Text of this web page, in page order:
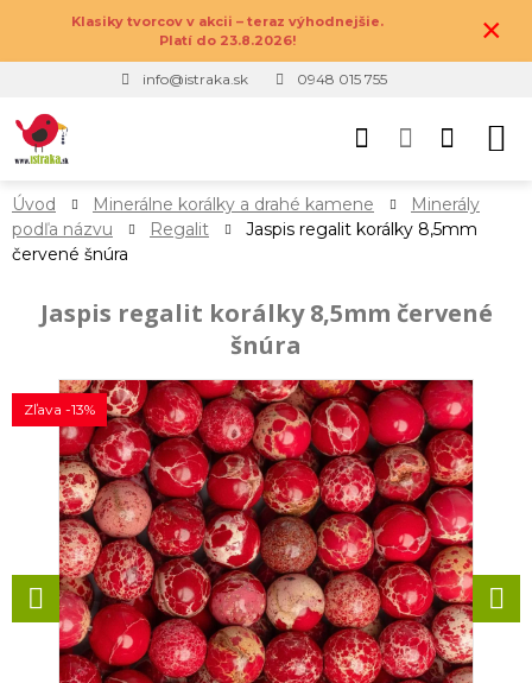
Klasiky tvorcov v akcii – teraz výhodnejšie.
Platí do 23.8.2026!
×
info@istraka.sk 0948 015 755
Úvod Minerálne korálky a drahé kamene
Minerály
podľa názvu
Regalit
Jaspis regalit korálky 8,5mm
červené šnúra
Jaspis regalit korálky 8,5mm červené
šnúra
Zľava -13%